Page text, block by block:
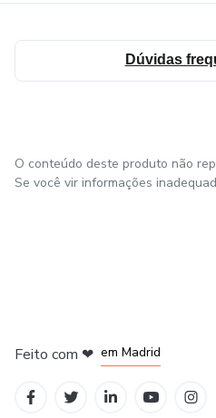
Dúvidas
O conteúdo deste produto não
Se você vir informações
Feito com ❤ em Madrid